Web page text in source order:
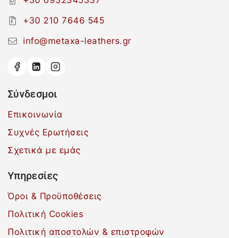
+30 210 7646 545
info@metaxa-leathers.gr
Σύνδεσμοι
Επικοινωνία
Συχνές Ερωτήσεις
Σχετικά με εμάς
Υπηρεσίες
Όροι & Προϋποθέσεις
Πολιτική Cookies
Πολιτική αποστολών & επιστροφών